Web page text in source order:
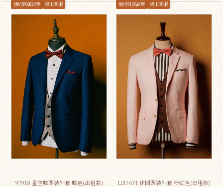
預約到店試穿 線上客服
97918 星空藍西裝外套 藍色(出租款)
預約到店試穿 線上客服
L0176PI 休閒西裝外套 粉紅色(出租款)